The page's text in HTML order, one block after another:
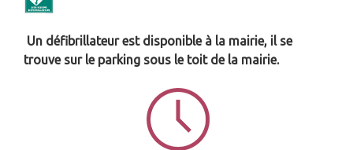
Un défibrillateur est disponible à la mairie, il se
trouve sur le parking sous le toit de la mairie.